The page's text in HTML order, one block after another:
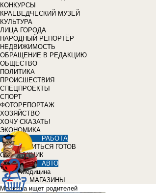
КОНКУРСЫ
КРАЕВЕДЧЕСКИЙ МУЗЕЙ
КУЛЬТУРА
ЛИЦА ГОРОДА
НАРОДНЫЙ РЕПОРТЁР
НЕДВИЖИМОСТЬ
ОБРАЩЕНИЕ В РЕДАКЦИЮ
ОБЩЕСТВО
ПОЛИТИКА
ПРОИСШЕСТВИЯ
СПЕЦПРОЕКТЫ
СПОРТ
ФОТОРЕПОРТАЖ
ХОЗЯЙСТВО
ХОЧУ СКАЗАТЬ!
ЭКОНОМИКА
РАБОТА
УЧИТЬСЯ ГОТОВ
СПРАВОЧНИК
АВТО
Медицина
МАГАЗИНЫ
Малютка ищет родителей